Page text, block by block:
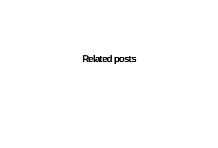
Related posts